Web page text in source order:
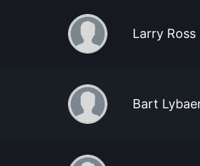
Larry Ross
Bart